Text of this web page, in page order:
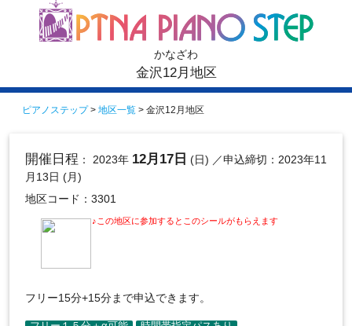
かなざわ
金沢12月地区
ピアノステップ> 地区一覧 > 金沢12月地区
開催日程 ： 2023年 12月17日 (日) ／申込締切：2023年11
月13日 (月)
地区コード：3301
♪この地区に参加するとこのシールがもらえます
フリー15分+15分まで申込できます。